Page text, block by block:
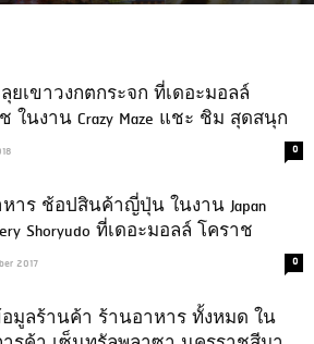
ยเขาวงกตกระจก ที่เดอะมอลล์
ในงาน Crazy Maze แชะ ชิม สุดสนุก
0
าร ช้อปสินค้าญี่ปุ่น ในงาน Japan
Shoryudo ที่เดอะมอลล์ โคราช
2017 0
มูลร้านค้า ร้านอาหาร ทั้งหมด ใน